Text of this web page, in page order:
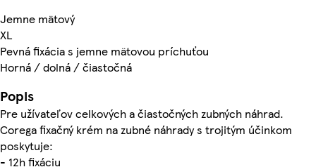
Jemne mätový
XL
Pevná fixácia s jemne mätovou príchuťou
Horná / dolná / čiastočná
Popis
Pre užívateľov celkových a čiastočných zubných náhrad.
Corega fixačný krém na zubné náhrady s trojitým účinkom
poskytuje:
- 12h fixáciu